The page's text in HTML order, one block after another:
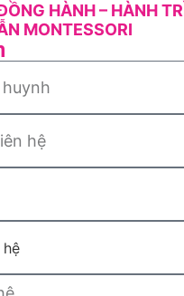
HÀNH – HÀNH
MONTESSORI